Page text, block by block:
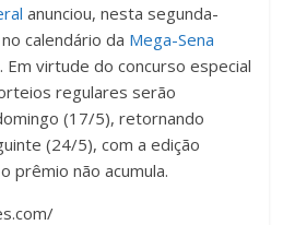
anunciou, nesta segunda-
calendário da Mega-Sena
. Em virtude do concurso especial
regulares serão
(17/5), retornando
(24/5), com a edição
prêmio não acumula.